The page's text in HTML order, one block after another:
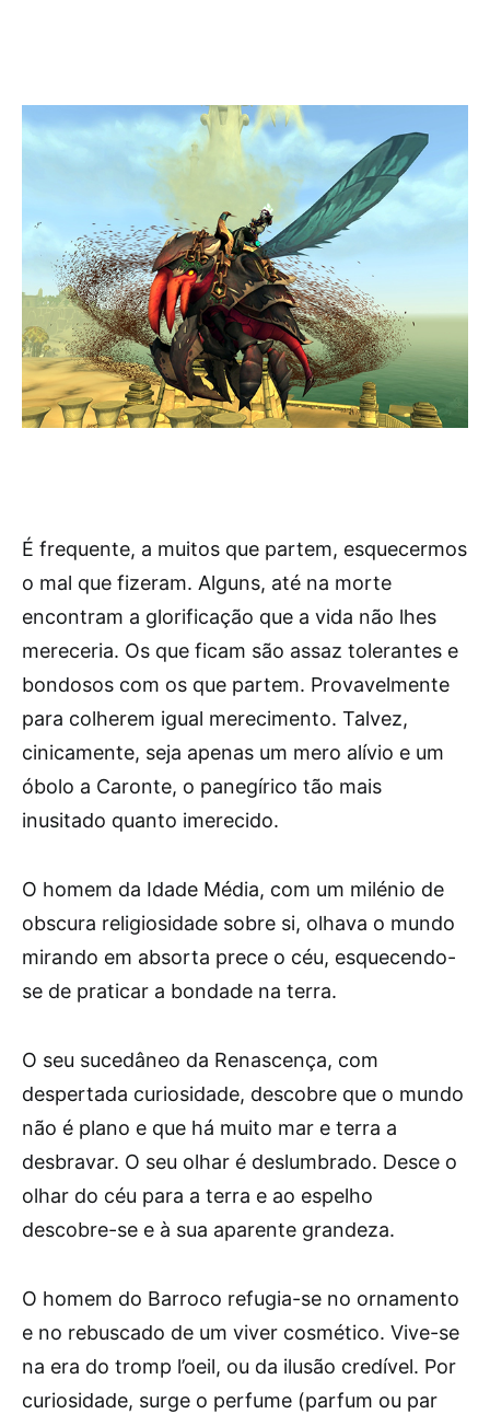
É frequente, a muitos que partem, esquecermos
o mal que fizeram. Alguns, até na morte
encontram a glorificação que a vida não lhes
mereceria. Os que ficam são assaz tolerantes e
bondosos com os que partem. Provavelmente
para colherem igual merecimento. Talvez,
cinicamente, seja apenas um mero alívio e um
óbolo a Caronte, o panegírico tão mais
inusitado quanto imerecido.
O homem da Idade Média, com um milénio de
obscura religiosidade sobre si, olhava o mundo
mirando em absorta prece o céu, esquecendo-
se de praticar a bondade na terra.
O seu sucedâneo da Renascença, com
despertada curiosidade, descobre que o mundo
não é plano e que há muito mar e terra a
desbravar. O seu olhar é deslumbrado. Desce o
olhar do céu para a terra e ao espelho
descobre-se e à sua aparente grandeza.
O homem do Barroco refugia-se no ornamento
e no rebuscado de um viver cosmético. Vive-se
na era do tromp l’oeil, ou da ilusão credível. Por
curiosidade, surge o perfume (parfum ou par